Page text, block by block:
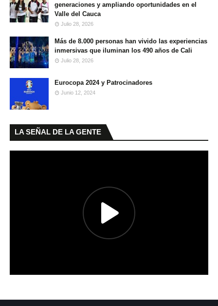
generaciones y ampliando oportunidades en el
Valle del Cauca
Julio 28, 2026
Más de 8.000 personas han vivido las experiencias
inmersivas que iluminan los 490 años de Cali
Julio 28, 2026
Eurocopa 2024 y Patrocinadores
Junio 12, 2024
LA SEÑAL DE LA GENTE